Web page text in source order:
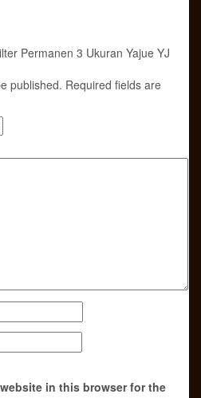
Permanen 3 Ukuran Yajue YJ
published. Required fields are
in this browser for the